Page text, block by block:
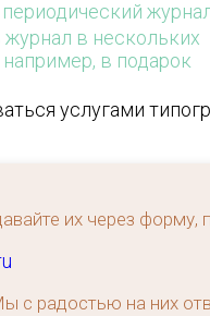
журнал в нескольких
в подарок
услугами
их через форму,
с радостью на них